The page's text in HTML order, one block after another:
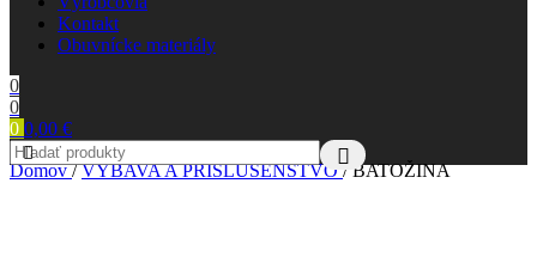
Kontakt
Obuvnícke materiály
0
0
0 0,00 €
Domov/ VÝBAVA A PRÍSLUŠENSTVO/ BATOŽINA